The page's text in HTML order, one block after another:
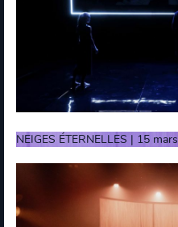
NEIGES ÉTERNELLES | 15 mars